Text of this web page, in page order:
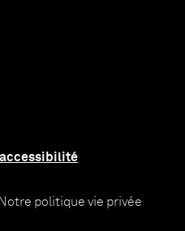
Notre politique vie privée